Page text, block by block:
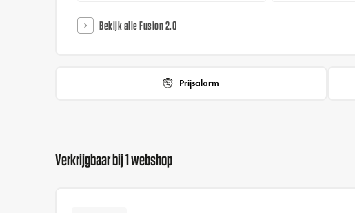
Bekijk alle Fusion 2.0
Prijsalarm
Verkrijgbaar bij 1 webshop